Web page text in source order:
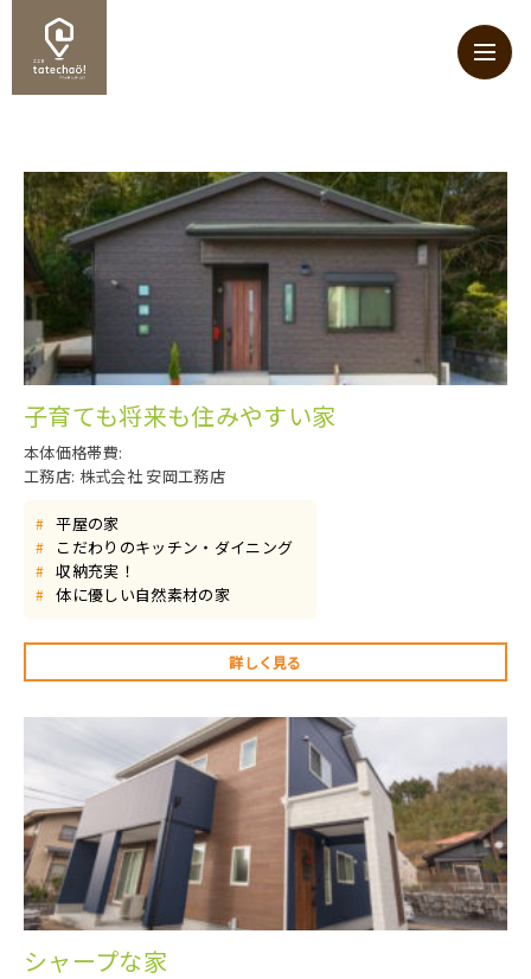
子育ても将来も住みやすい家
本体価格帯費:
工務店: 株式会社 安岡工務店
# 平屋の家
# こだわりのキッチン・ダイニング
# 収納充実！
# 体に優しい自然素材の家
詳しく見る
シャープな家